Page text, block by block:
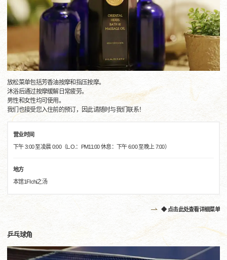
放松菜单包括芳香油按摩和指压按摩。
沐浴后通过按摩缓解日常疲劳。
男性和女性均可使用。
我们也接受您入住前的预订，因此请随时与我们联系！
营业时间
下午 3:00 至凌晨 0:00（L.O.：PM11:00 休息：下午 6:00 至晚上 7:00）
地方
本馆1FIchi之汤
◆ 点击此处查看详细菜单
乒乓球角